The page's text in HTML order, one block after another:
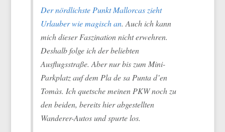
Der nördlichste Punkt Mallorcas zieht
Urlauber wie magisch an. Auch ich kann
mich dieser Faszination nicht erwehren.
Deshalb folge ich der beliebten
Ausflugsstraße. Aber nur bis zum Mini-
Parkplatz auf dem Pla de sa Punta d’en
Tomàs. Ich quetsche meinen PKW noch zu
den beiden, bereits hier abgestellten
Wanderer-Autos und spurte los.